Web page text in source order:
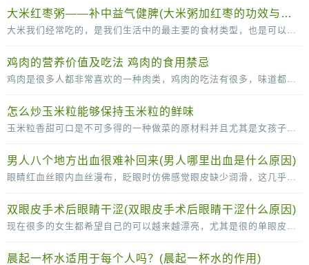
大米红枣粥——补中益气健脾(大米粥加红枣的功效与作用)
大米我们经常吃的，是我们生活中的最主要的食材类型，也是可以补充丰富的碳水化合物的重要的来源。大米和红枣搭配煮粥的话可以有滋补气血的作用，红枣可以补血，而且还可以补铁的哦
鸡肉的营养价值及吃法 鸡肉的食用禁忌
鸡肉是很多人都非常喜欢的一种肉类，鸡肉的吃法有很多，味道都很可口，鸡肉的脂肪含量比较低，常吃也没那么容易长胖，营养价值很高。鸡肉的营养价值及吃法多吃鸡肉，有助于抗冻防病，而且
怎么炒玉米粒能够保持玉米粒的鲜味
玉米粒香甜可口是不可多得的一种做菜的原材料并且尤其是女孩子是很喜欢吃玉米粒的因为玉米粒味道香甜，但是当我们自己尝试着去做玉米粒的时候就会发现其实很多时候我们做的玉
男人八个地方出血很难补回来(男人哪里出血是什么原因)
眼睛红血丝眼内血丝漫布，眨眼时仿佛感觉眼皮缺少润滑，这几乎可以确定眼睛已经感染了。这时应停止视物，敷上一条冷毛巾，稍事缓解，同时涂一些消炎眼膏。切记不能揉眼睛，因为手是脏的
双眼皮手术后眼睛干涩(双眼皮手术后眼睛干涩什么原因)
现在很多的女生都希望自己的可以越来越漂亮，尤其是很的单眼皮女生更是喜欢双眼皮，所以很多人都会选择通过做双眼皮手术的方法变成双眼皮。很多女生在做了双眼皮手术之后，会感觉
晨起一杯水适用于每个人吗？(晨起一杯水的作用)